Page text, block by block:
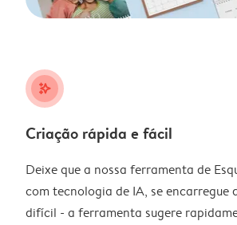
stars_plus
Criação rápida e fácil
Deixe que a nossa ferramenta de
com tecnologia de IA, se encarregue
difícil - a ferramenta sugere